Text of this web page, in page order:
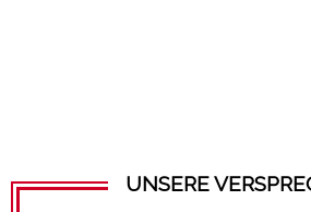
UNSERE